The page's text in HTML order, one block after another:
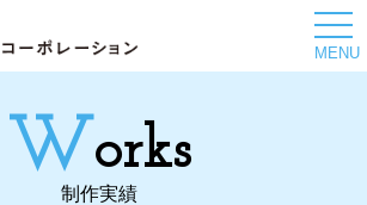
MENU
works
制作実績